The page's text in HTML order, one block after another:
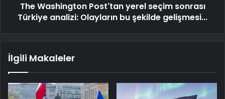
The Washington Post'tan yerel seçim sonrası
Türkiye analizi: Olayların bu şekilde gelişmesi...
İlgili Makaleler